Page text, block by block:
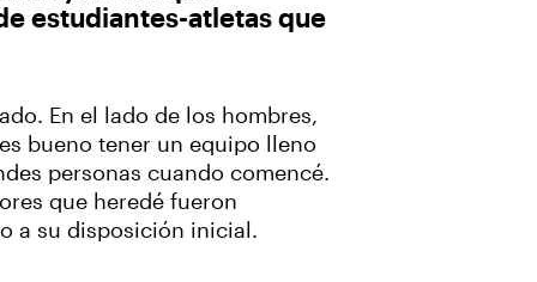
estudiantes-atletas que
En el lado de los hombres,
bueno tener un equipo lleno
personas cuando comencé.
que heredé fueron
a su disposición inicial.